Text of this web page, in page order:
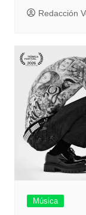
Redacción
Música